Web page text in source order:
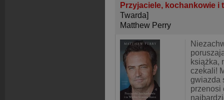
Przyjaciele, kochankowie i
Twarda]
Matthew Perry
książka,
czekali!
gwiazda
przenosi